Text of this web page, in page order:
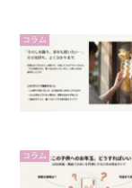
コラム
コラム